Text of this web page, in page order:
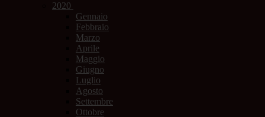
2020
Gennaio
Febbraio
Marzo
Aprile
Maggio
Giugno
Luglio
Agosto
Settembre
Ottobre